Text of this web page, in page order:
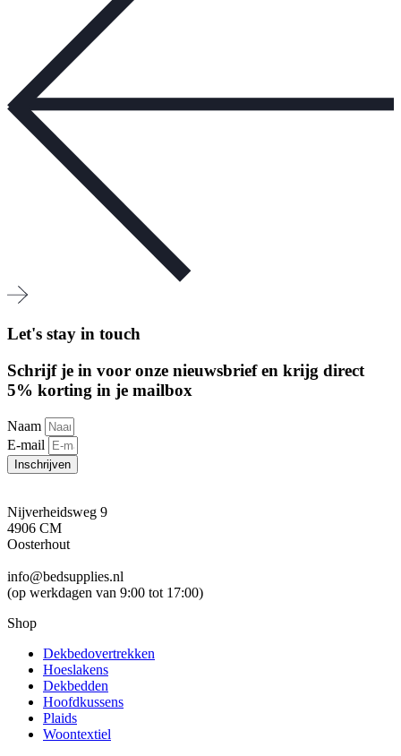
Let's stay in touch
Schrijf je in voor onze nieuwsbrief en krijg direct
5% korting in je mailbox
Naam
E-mail
Inschrijven
Nijverheidsweg 9
4906 CM
Oosterhout
info@bedsupplies.nl
(op werkdagen van 9:00 tot 17:00)
Shop
Dekbedovertrekken
Hoeslakens
Dekbedden
Hoofdkussens
Plaids
Woontextiel